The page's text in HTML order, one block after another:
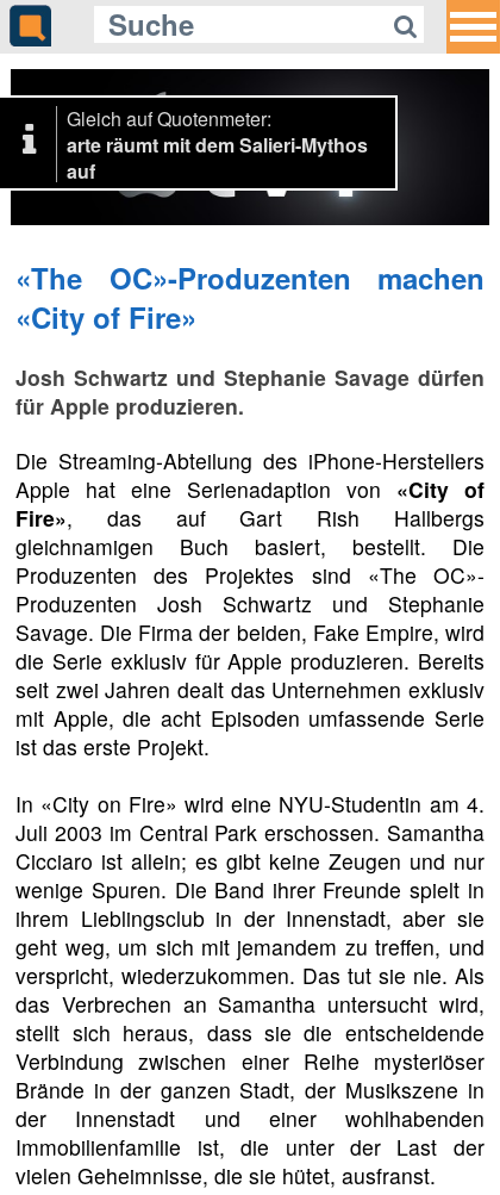
Gleich auf Quotenmeter:
arte räumt mit dem Salieri-Mythos
auf
«The OC»-Produzenten machen
«City of Fire»
Josh Schwartz und Stephanie Savage dürfen
für Apple produzieren.
Die Streaming-Abteilung des iPhone-Herstellers
Apple hat eine Serienadaption von «City of
Fire», das auf Gart Rish Hallbergs
gleichnamigen Buch basiert, bestellt. Die
Produzenten des Projektes sind «The OC»-
Produzenten Josh Schwartz und Stephanie
Savage. Die Firma der beiden, Fake Empire, wird
die Serie exklusiv für Apple produzieren. Bereits
seit zwei Jahren dealt das Unternehmen exklusiv
mit Apple, die acht Episoden umfassende Serie
ist das erste Projekt.
In «City on Fire» wird eine NYU-Studentin am 4.
Juli 2003 im Central Park erschossen. Samantha
Cicciaro ist allein; es gibt keine Zeugen und nur
wenige Spuren. Die Band ihrer Freunde spielt in
ihrem Lieblingsclub in der Innenstadt, aber sie
geht weg, um sich mit jemandem zu treffen, und
verspricht, wiederzukommen. Das tut sie nie. Als
das Verbrechen an Samantha untersucht wird,
stellt sich heraus, dass sie die entscheidende
Verbindung zwischen einer Reihe mysteriöser
Brände in der ganzen Stadt, der Musikszene in
der Innenstadt und einer wohlhabenden
Immobilienfamilie ist, die unter der Last der
vielen Geheimnisse, die sie hütet, ausfranst.